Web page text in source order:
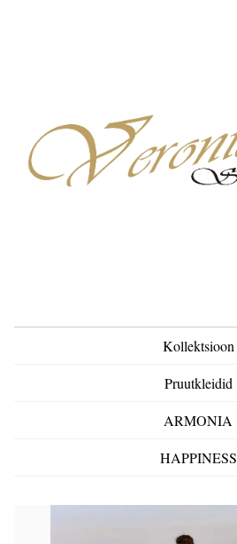
Kollektsioon
Pruutkleidid
ARMONIA
HAPPINESS